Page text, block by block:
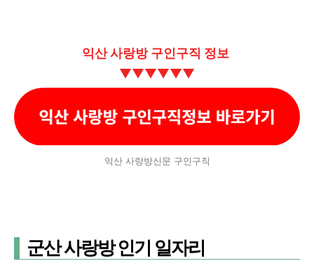
익산 사랑방 구인구직 정보
▼▼▼▼▼▼
익산 사랑방신문 구인구직
군산 사랑방 인기 일자리